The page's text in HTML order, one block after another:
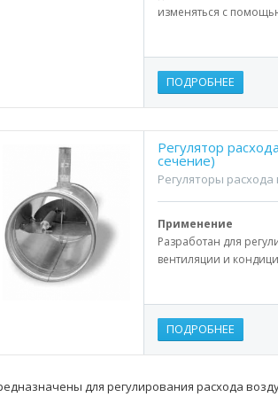
изменяться с
ПОДРОБНЕЕ
Регулятор
сечение)
Регуляторы
Применение
Разработан для
вентиляции и
ПОДРОБНЕЕ
для регулирования расхода